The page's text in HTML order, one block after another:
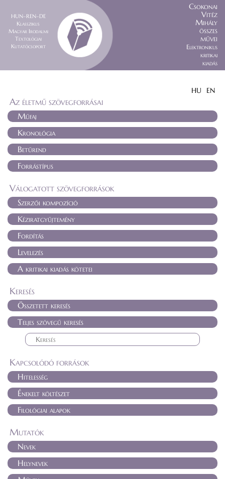
HUN–REN–DE
Klasszikus
Magyar Irodalmi
Textológiai
Kutatócsoport
Csokonai
Vitéz
Mihály
összes
művei
Elektronikus
kritikai
kiadás
HU EN
Az életmű szövegforrásai
Műfaj
Kronológia
Betűrend
Forrástípus
Válogatott szövegforrások
Szerzői kompozíció
Kéziratgyűjtemény
Fordítás
Levelezés
A kritikai kiadás kötetei
Keresés
Összetett keresés
Teljes szövegű keresés
Kapcsolódó források
Hitelesség
Énekelt költészet
Filológiai alapok
Mutatók
Nevek
Helynevek